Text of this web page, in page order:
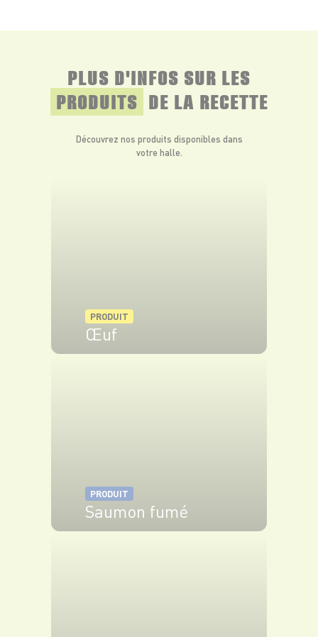
12. Déposer saumon fumé
13. Garnir avec la ciboulette.
Pour vous ouvrir encore plus
l’appétit, découvrez la vidéo
PLUS D'INFOS SUR LES
PRODUITS DE LA RECETTE
Découvrez nos produits disponibles dans
votre halle.
PRODUIT
Œuf
PRODUIT
Saumon fumé